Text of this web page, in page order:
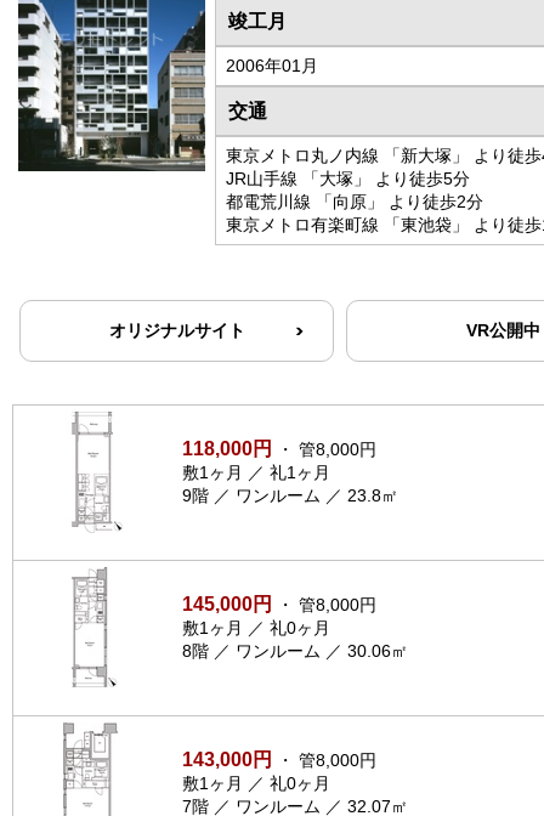
竣工月
2006年01月
交通
東京メトロ丸ノ内線 「新大塚」 より徒
JR山手線 「大塚」 より徒歩5分
都電荒川線 「向原」 より徒歩2分
東京メトロ有楽町線 「東池袋」 より徒
オリジナルサイト VR公開中
118,000円
・ 管8,000円
敷1ヶ月 ／ 礼1ヶ月
9階 ／ ワンルーム ／ 23.8㎡
145,000円
・ 管8,000円
敷1ヶ月 ／ 礼0ヶ月
8階 ／ ワンルーム ／ 30.06㎡
143,000円
・ 管8,000円
敷1ヶ月 ／ 礼0ヶ月
7階 ／ ワンルーム ／ 32.07㎡